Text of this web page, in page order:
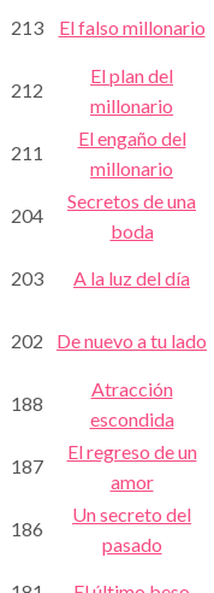
213 El falso millonario
212
El plan del
millonario
211
El engaño del
millonario
204
Secretos de una
boda
203 A la luz del día
202 De nuevo a tu lado
188
Atracción
escondida
187
El regreso de un
amor
186
Un secreto del
pasado